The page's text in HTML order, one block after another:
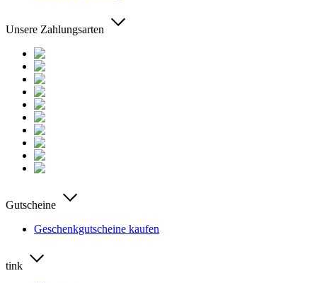
Unsere Zahlungsarten
Gutscheine
Geschenkgutscheine kaufen
tink